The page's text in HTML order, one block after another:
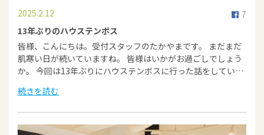
7
2025.2.12
13年ぶりのハウステンボス
皆様、こんにちは。受付スタッフのたかやまです。 まだまだ
肌寒い日が続いていますね。 皆様はいかがお過ごしでしょう
か。 今回は13年ぶりにハウステンボスに行った話をしてい…
続きを読む